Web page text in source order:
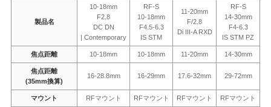
製品名
10-18mm
F2.8
DC DN
| Contemporary
RF-S
10-18mm
F4.5-6.3
IS STM
11-20mm
F/2.8
Di III-A RXD
RF-S
14-30mm
F4-6.3
IS STM PZ
焦点距離 10-18mm 10-18mm 11-20mm 14-30mm
焦点距離
(35mm換算)
16-28.8mm 16-29mm 17.6-32mm 29-72mm
マウント RFマウント RFマウント RFマウント RFマウント